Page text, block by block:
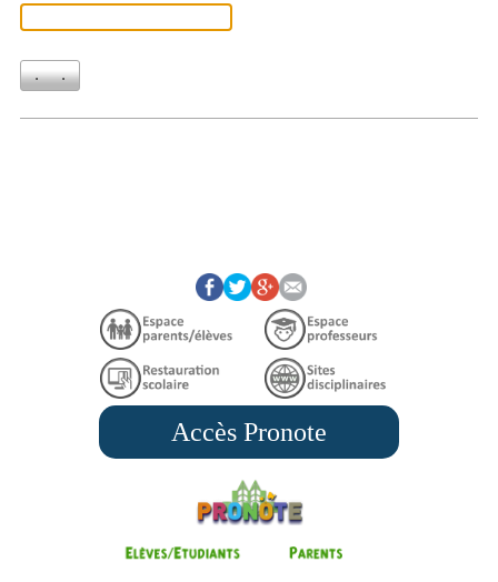
Accès Pronote